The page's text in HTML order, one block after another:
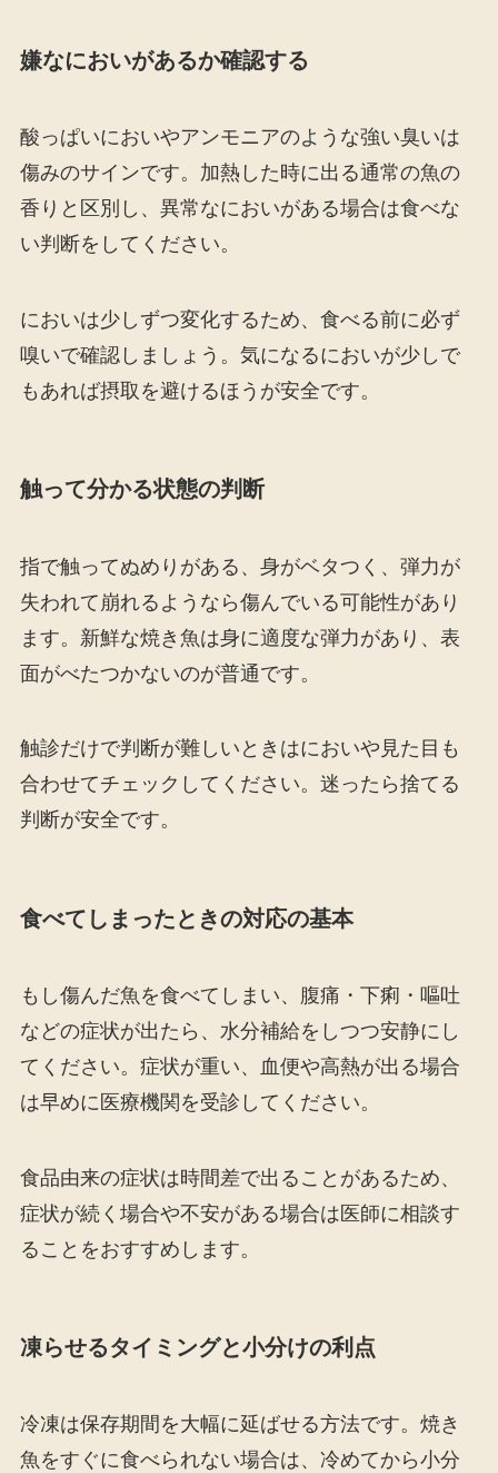
嫌なにおいがあるか確認する
酸っぱいにおいやアンモニアのような強い臭いは
傷みのサインです。加熱した時に出る通常の魚の
香りと区別し、異常なにおいがある場合は食べな
い判断をしてください。
においは少しずつ変化するため、食べる前に必ず
嗅いで確認しましょう。気になるにおいが少しで
もあれば摂取を避けるほうが安全です。
触って分かる状態の判断
指で触ってぬめりがある、身がベタつく、弾力が
失われて崩れるようなら傷んでいる可能性があり
ます。新鮮な焼き魚は身に適度な弾力があり、表
面がべたつかないのが普通です。
触診だけで判断が難しいときはにおいや見た目も
合わせてチェックしてください。迷ったら捨てる
判断が安全です。
食べてしまったときの対応の基本
もし傷んだ魚を食べてしまい、腹痛・下痢・嘔吐
などの症状が出たら、水分補給をしつつ安静にし
てください。症状が重い、血便や高熱が出る場合
は早めに医療機関を受診してください。
食品由来の症状は時間差で出ることがあるため、
症状が続く場合や不安がある場合は医師に相談す
ることをおすすめします。
凍らせるタイミングと小分けの利点
冷凍は保存期間を大幅に延ばせる方法です。焼き
魚をすぐに食べられない場合は、冷めてから小分